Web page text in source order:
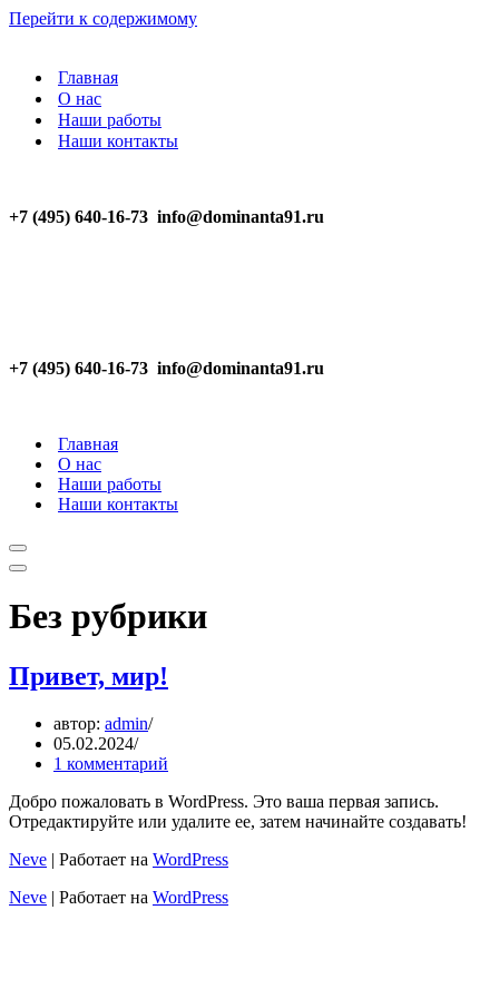
Перейти к содержимому
Главная
О нас
Наши работы
Наши контакты
+7 (495) 640-16-73 info@dominanta91.ru
+7 (495) 640-16-73 info@dominanta91.ru
Главная
О нас
Наши работы
Наши контакты
Меню
навигации
Меню
Без рубрики
Привет, мир!
автор: admin
05.02.2024
1 комментарий
Добро пожаловать в WordPress. Это ваша первая запись.
Отредактируйте или удалите ее, затем начинайте создавать!
Neve | Работает на WordPress
Neve | Работает на WordPress